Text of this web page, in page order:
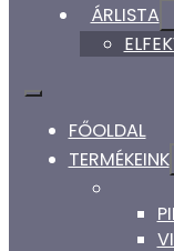
ÁRLISTA
FŐOLDAL
TERMÉKEINK